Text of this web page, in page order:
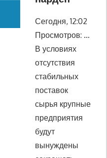
Сегодня, 12:02
Просмотров: …
В условиях
отсутствия
стабильных
поставок
сырья крупные
предприятия
будут
вынуждены